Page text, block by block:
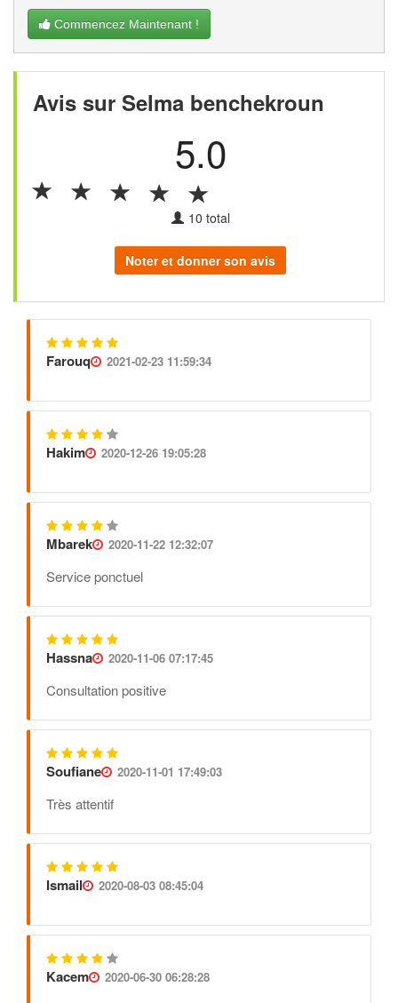
Commencez Maintenant !
Avis sur Selma benchekroun
5.0
10 total
Noter et donner son avis
Farouq 2021-02-23 11:59:34
Hakim 2020-12-26 19:05:28
Mbarek 2020-11-22 12:32:07
Service ponctuel
Hassna 2020-11-06 07:17:45
Consultation positive
Soufiane 2020-11-01 17:49:03
Très attentif
Ismail 2020-08-03 08:45:04
Kacem 2020-06-30 06:28:28